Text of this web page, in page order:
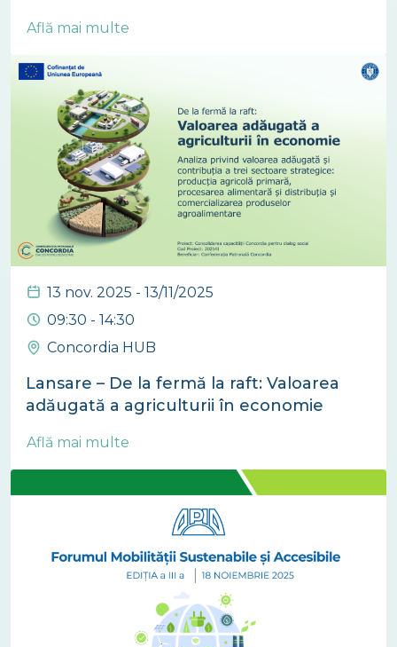
Află mai multe
13 nov. 2025 - 13/11/2025
09:30 - 14:30
Concordia HUB
Lansare – De la fermă la raft: Valoarea
adăugată a agriculturii în economie
Află mai multe